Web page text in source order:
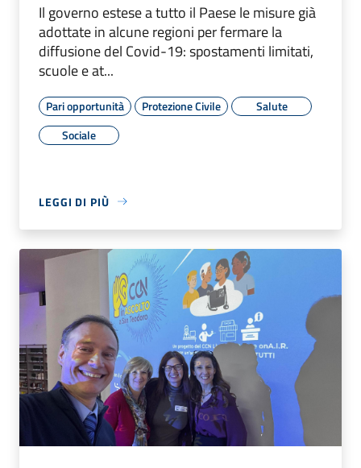
Il governo estese a tutto il Paese le misure già
adottate in alcune regioni per fermare la
diffusione del Covid-19: spostamenti limitati,
scuole e at...
Pari opportunità Protezione Civile
Salute
Sociale
LEGGI DI PIÙ